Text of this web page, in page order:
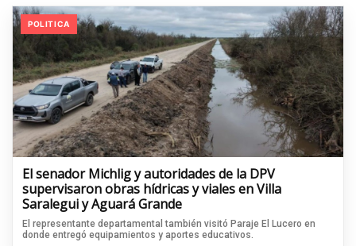
POLITICA
El senador Michlig y autoridades de la DPV
supervisaron obras hídricas y viales en Villa
Saralegui y Aguará Grande
El representante departamental también visitó Paraje El Lucero en
donde entregó equipamientos y aportes educativos.